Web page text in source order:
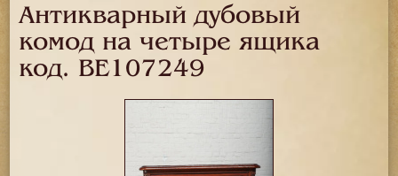
Антикварный дубовый
комод на четыре ящика
код. BE107249